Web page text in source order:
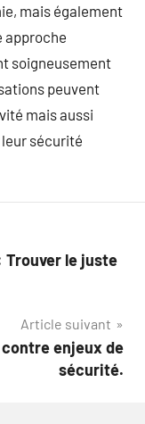
mais également
approche
soigneusement
peuvent
mais aussi
sécurité
Trouver le juste
Article suivant
enjeux de
sécurité.